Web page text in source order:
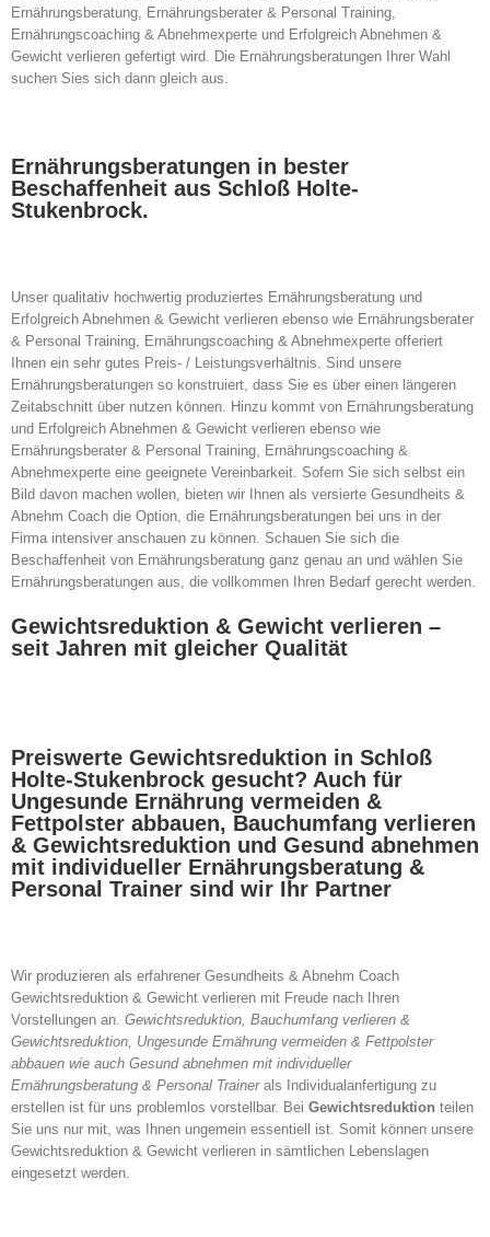
Ernährungsberatung, Ernährungsberater & Personal Training,
Ernährungscoaching & Abnehmexperte und Erfolgreich Abnehmen &
Gewicht verlieren gefertigt wird. Die Ernährungsberatungen Ihrer Wahl
suchen Sies sich dann gleich aus.
Ernährungsberatungen in bester
Beschaffenheit aus Schloß Holte-
Stukenbrock.
Unser qualitativ hochwertig produziertes Ernährungsberatung und
Erfolgreich Abnehmen & Gewicht verlieren ebenso wie Ernährungsberater
& Personal Training, Ernährungscoaching & Abnehmexperte offeriert
Ihnen ein sehr gutes Preis- / Leistungsverhältnis. Sind unsere
Ernährungsberatungen so konstruiert, dass Sie es über einen längeren
Zeitabschnitt über nutzen können. Hinzu kommt von Ernährungsberatung
und Erfolgreich Abnehmen & Gewicht verlieren ebenso wie
Ernährungsberater & Personal Training, Ernährungscoaching &
Abnehmexperte eine geeignete Vereinbarkeit. Sofern Sie sich selbst ein
Bild davon machen wollen, bieten wir Ihnen als versierte Gesundheits &
Abnehm Coach die Option, die Ernährungsberatungen bei uns in der
Firma intensiver anschauen zu können. Schauen Sie sich die
Beschaffenheit von Ernährungsberatung ganz genau an und wählen Sie
Ernährungsberatungen aus, die vollkommen Ihren Bedarf gerecht werden.
Gewichtsreduktion & Gewicht verlieren –
seit Jahren mit gleicher Qualität
Preiswerte Gewichtsreduktion in Schloß
Holte-Stukenbrock gesucht? Auch für
Ungesunde Ernährung vermeiden &
Fettpolster abbauen, Bauchumfang verlieren
& Gewichtsreduktion und Gesund abnehmen
mit individueller Ernährungsberatung &
Personal Trainer sind wir Ihr Partner
Wir produzieren als erfahrener Gesundheits & Abnehm Coach
Gewichtsreduktion & Gewicht verlieren mit Freude nach Ihren
Vorstellungen an. Gewichtsreduktion, Bauchumfang verlieren &
Gewichtsreduktion, Ungesunde Ernährung vermeiden & Fettpolster
abbauen wie auch Gesund abnehmen mit individueller
Ernährungsberatung & Personal Trainerals Individualanfertigung zu
erstellen ist für uns problemlos vorstellbar. Bei Gewichtsreduktion teilen
Sie uns nur mit, was Ihnen ungemein essentiell ist. Somit können unsere
Gewichtsreduktion & Gewicht verlieren in sämtlichen Lebenslagen
eingesetzt werden.